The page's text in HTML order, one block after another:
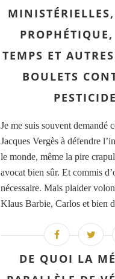
TEMPS ET
BOULETS
Je me suis souvent demandé
Jacques Vergès à défendre
le monde, même la pire
avocat bien sûr. Et commis
nécessaire. Mais plaider
Klaus Barbie, Carlos et bien
DE QUOI LA